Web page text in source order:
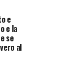
e
e la
se
al